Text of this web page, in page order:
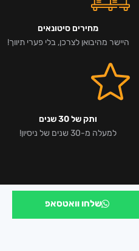
מחירים סיטונאים
היישר מהיבואן לצרכן, בלי פערי תיווך!
ותק של 30 שנים
למעלה מ-30 שנים של ניסיון!
שלחו וואטסאפ